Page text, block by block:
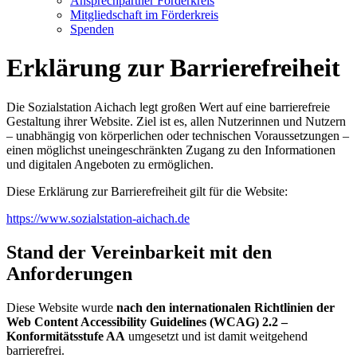
Mitgliedschaft im Förderkreis
Spenden
Erklärung zur Barrierefreiheit
Die Sozialstation Aichach legt großen Wert auf eine barrierefreie
Gestaltung ihrer Website. Ziel ist es, allen Nutzerinnen und Nutzern
– unabhängig von körperlichen oder technischen Voraussetzungen –
einen möglichst uneingeschränkten Zugang zu den Informationen
und digitalen Angeboten zu ermöglichen.
Diese Erklärung zur Barrierefreiheit gilt für die Website:
https://www.sozialstation-aichach.de
Stand der Vereinbarkeit mit den
Anforderungen
Diese Website wurde nach den internationalen Richtlinien der
Web Content Accessibility Guidelines (WCAG) 2.2 –
Konformitätsstufe AA umgesetzt und ist damit weitgehend
barrierefrei.